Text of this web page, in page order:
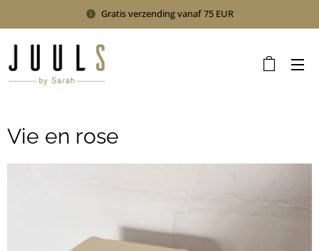
Gratis verzending vanaf 75 EUR
Vie en rose